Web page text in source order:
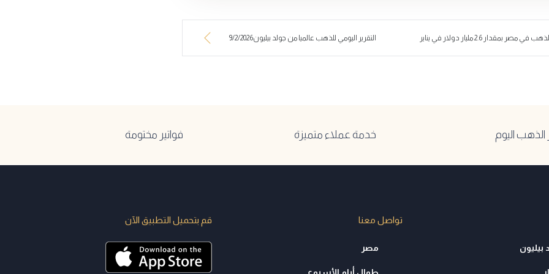
بمقدار 2.6 مليار دولار في يناير التقرير اليومي للذهب عالميا من جولد بيليون9/2/2026
اليوم خدمة عملاء متميزة فواتير مختومة
بيليون
تواصل معنا
مصر
طوال أيام الأسبوع
قم بتحميل التطبيق الآن